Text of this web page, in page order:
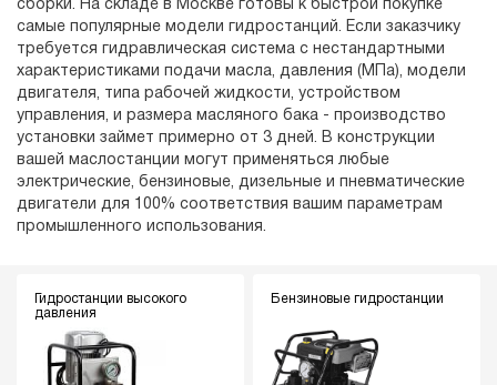
сборки. На складе в Москве готовы к быстрой покупке
самые популярные модели гидростанций. Если заказчику
требуется гидравлическая система с нестандартными
характеристиками подачи масла, давления (МПа), модели
двигателя, типа рабочей жидкости, устройством
управления, и размера масляного бака - производство
установки займет примерно от 3 дней. В конструкции
вашей маслостанции могут применяться любые
электрические, бензиновые, дизельные и пневматические
двигатели для 100% соответствия вашим параметрам
промышленного использования.
Гидростанции высокого
давления
Бензиновые гидростанции